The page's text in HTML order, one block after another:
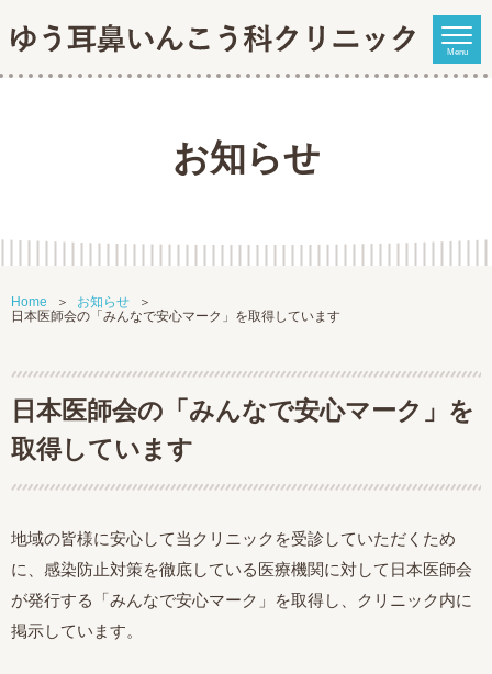
Menu
お知らせ
Home
お知らせ
日本医師会の「みんなで安心マーク」を取得しています
日本医師会の「みんなで安心マーク」を
取得しています
地域の皆様に安心して当クリニックを受診していただくため
に、感染防止対策を徹底している医療機関に対して日本医師会
が発行する「みんなで安心マーク」を取得し、クリニック内に
掲示しています。